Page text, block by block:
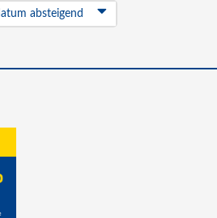
absteigend